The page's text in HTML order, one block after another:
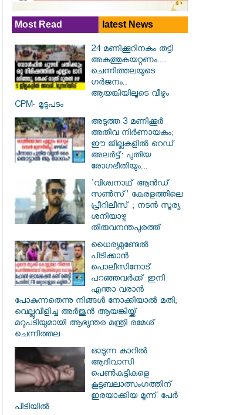
Most Read latest News
24 മണിക്കൂറിനകം തട്ടി
അകത്തുകയറ്റണം....
ചെന്നിത്തലയുടെ
ഗർജനം..
ആയങ്കിയിലൂടെ വീഴും
CPM- മൂടുപടം
അടുത്ത 3 മണിക്കൂർ
അതീവ നിർണായകം;
ഈ ജില്ലകളിൽ റെഡ്
അലർട്ട്: പുതിയ
രോഗഭീതിയും...
'വിശ്വനാഥ് ആന്‍ഡ്
സണ്‍സ്' കേരളത്തിലെ
പ്രീറിലീസ് ; നടന്‍ സൂര്യ
ശനിയാഴ്ച
തിരുവനന്തപുരത്ത്
ധൈര്യമുണ്ടേൽ
പിടിക്കാൻ
പൊലീസിനോട്
പറഞ്ഞവർക്ക് ഇനി
എന്താ വരാൻ
പോകുന്നതെന്നു നിങ്ങൾ നോക്കിയാൽ മതി;
വെല്ലുവിളിച്ച അർജുൻ ആയങ്കിയ്ക്ക്
മറുപടിയുമായി ആഭ്യന്തര മന്ത്രി രമേശ്
ചെന്നിത്തല
ഓടുന്ന കാറില്‍
ആദിവാസി
പെണ്‍കുട്ടികളെ
കൂട്ടബലാത്സംഗത്തിന്
ഇരയാക്കിയ മൂന്ന് പേര്‍
പിടിയില്‍